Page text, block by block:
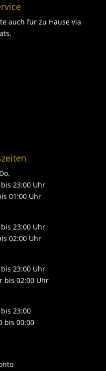
auch für zu Hause via
23:00 Uhr
01:00 Uhr
23:00 Uhr
02:00 Uhr
23:00 Uhr
bis 02:00 Uhr
23:00
bis 00:00